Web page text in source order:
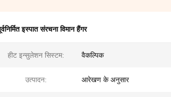
इस्पात संरचना विमान हैंगर
हीट इन्सुलेशन सिस्टम: वैकल्पिक
उत्पादन: आरेखण के अनुसार